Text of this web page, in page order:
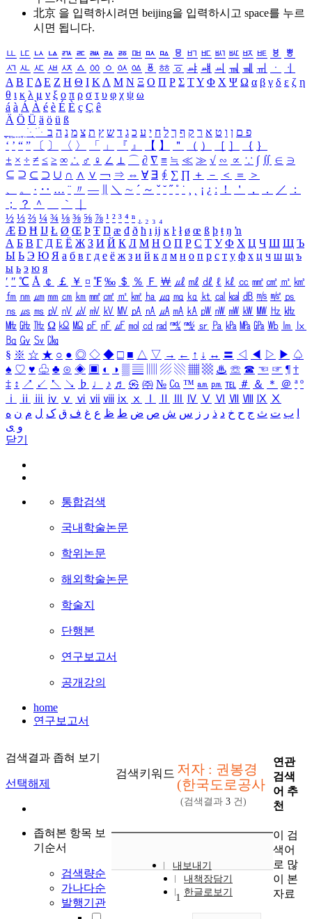
北京 을 입력하시려면 beijing을 입력하시고 space를 누르
시면 됩니다.
ㅥ ㅦ ㅧ ㅨ ㅩ ㅪ ㅫ ㅬ ㅭ ㅮ ㅯ ㅰ ㅱ ㅲ ㅳ ㅴ ㅵ ㅶ ㅷ ㅸ
ㅹ
ㅺ ㅻ ㅼ ㅽ ㅾ ㅿ ㆀ ㆁ ㆂ ㆃ ㆄ ㆅ ㆆ ㆇ ㆈ ㆉ ㆊ ㆋ ㆌ ㆍ
ㆎ
Α Β ΓΔ Ε Ζ Η Θ Ι ΚΛ Μ Ν Ξ Ο Π Ρ Σ ΤΥ Φ Χ Ψ Ω α β γ δ ε ζ η
θ ι κ λ μ ν ξ ο π ρ σ τ υ φ χ ψ ω
á à Á À é è É È ç Ç ê
Ä Ö Ü ä ö ü ß
ִֶֹ ֻּ ׁׂ פ ם ן ו ט א ר ק ף ך ל ח י ע כ ג ד ש ץ ת צ מ נ ה ב
‘ ’ “ ” 〔 〕 〈 〉 「 」 『 』 【 】 ＂ （ ） ［ ］ ｛ ｝
± × ÷ ≠ ≤ ≥ ∞ ∴ ♂ ♀ ∠ ⊥ ⌒ ∂ ∇ ≡ ≒ ≪ ≫ √ ∽ ∝ ∵ ∫ ∬ ∈ ∋
⊆ ⊇ ⊂ ⊃ ∪ ∩ ∧ ∨ ￢ ⇒ ⇔ ∀ ∃ ∮ ∑ ∏ ＋ － ＜ ＝
＞
、
。 · ‥ … ¨ 〃 ― ＼ ∼ ´ ～ ˇ ˘ ˝ ˚ ˙ ¸ ¡ ¿ ː ！ ＇ ， ． ／
：
；
？ ＾ ｀
½ ⅓ ⅔ ¼ ¾ ⅛ ⅜ ⅝ ⅞ ¹ ² ³ ⁴ ⁿ ₁ ₂ ₃ ₄
Æ Ð Ħ Ĳ Ł Ø Œ Þ Ŧ Ŋ æ đ ð ħ ı ĳ ĸ ŀ ł ø œ ß þ ŧ ŋ ŉ
А Б В Г Д Е Ё Ж З И Й К Л М Н О П Р С Т У Ф Х Ц Ч Ш Щ Ъ
Ы Ь Э Ю Я а б в г д е ё ж з и й к л м н о п р с т у ф х ц ч ш щ ъ
ы ь э ю я
′ ″ ℃ Å ￠ ￡ ￥ ¤ ℉ ‰ ＄ ％ Ｆ ￦ ㎕ ㎖ ㎗ ℓ ㎘ ㏄ ㎣ ㎤ ㎥ ㎦
㎙ ㎚ ㎛ ㎜ ㎝ ㎞ ㎟ ㎠ ㎡ ㎢ ㏊ ㎍ ㎎ ㎏ ㏏ ㎈ ㎉ ㏈ ㎧ ㎨ ㎰
㎱ ㎲ ㎳ ㎴ ㎵ ㎶ ㎷ ㎸ ㎹ ㎀ ㎁ ㎂ ㎃ ㎄ ㎺ ㎻ ㎽ ㎾ ㎿ ㎐ ㎑
㎒ ㎓ ㎔ Ω ㏀ ㏁ ㎊ ㎋ ㎌ ㏖ ㏅ ㎭ ㎮ ㎯ ㏛ ㎩ ㎪ ㎫ ㎬ ㏝ ㏐
㏓
㏃ ㏉ ㏜ ㏆
§ ※ ☆ ★ ○ ● ◎ ◇ ◆ □ ■ △ ▽ → ← ↑ ↓ ↔ 〓 ◁ ◀ ▷ ▶ ♤
♠ ♡ ♥ ♧ ♣ ⊙ ◈ ▣ ◐ ◑ ▒ ▤ ▨ ▧ ▦ ▩ ♨ ☏ ☎ ☜ ☞ ¶ †
‡ ↕ ↗ ↙ ↖ ↘ ♭ ♩ ♪ ♬ ㉿ ㈜ № ㏇ ™ ㏂ ㏘ ℡ ＃ ＆ ＊ ＠ ª º
ⅰ
ⅱ ⅲ ⅳ ⅴ ⅵ ⅶ ⅷ ⅸ ⅹ Ⅳ Ⅴ Ⅵ Ⅶ Ⅷ Ⅸ Ⅹ
ب ت ث ج ح خ د ذ ر ز س ش ص ض ط ظ ع غ ف ق ک ل م ن ه
و ی
닫기
통합검색
국내학술논문
학위논문
해외학술논문
학술지
단행본
연구보고서
공개강의
home
연구보고서
검색결과 좁혀 보기
선택해제
좁혀본 항목 보
기순서
검색량순
가나다순
발행기관
검색키워드 저자 : 권봉경
(한국도로공사
(검색결과 3 건)
내보내기
내책장담기
한글로보기
1
연관
검색
어 추
천
이 검
색어
로 많
이 본
자료